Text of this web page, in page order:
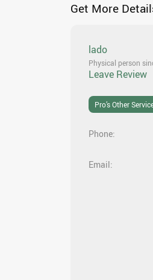
Get More
lado
Physical person
Leave Review
Pro’s Other
Phone
Email